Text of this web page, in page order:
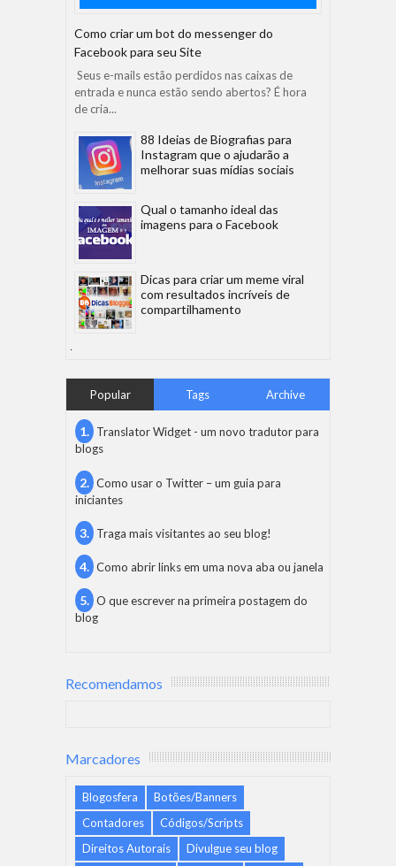
Como criar um bot do messenger do
Facebook para seu Site
Seus e-mails estão perdidos nas caixas de
entrada e nunca estão sendo abertos? É hora
de cria...
88 Ideias de Biografias para
Instagram que o ajudarão a
melhorar suas mídias sociais
Qual o tamanho ideal das
imagens para o Facebook
Dicas para criar um meme viral
com resultados incríveis de
compartilhamento
Popular Tags Archive
Translator Widget - um novo tradutor para
blogs
Como usar o Twitter – um guia para
iniciantes
Traga mais visitantes ao seu blog!
Como abrir links em uma nova aba ou janela
O que escrever na primeira postagem do
blog
Recomendamos
Marcadores
Blogosfera
Botões/Banners
Contadores
Códigos/Scripts
Direitos Autorais
Divulgue seu blog